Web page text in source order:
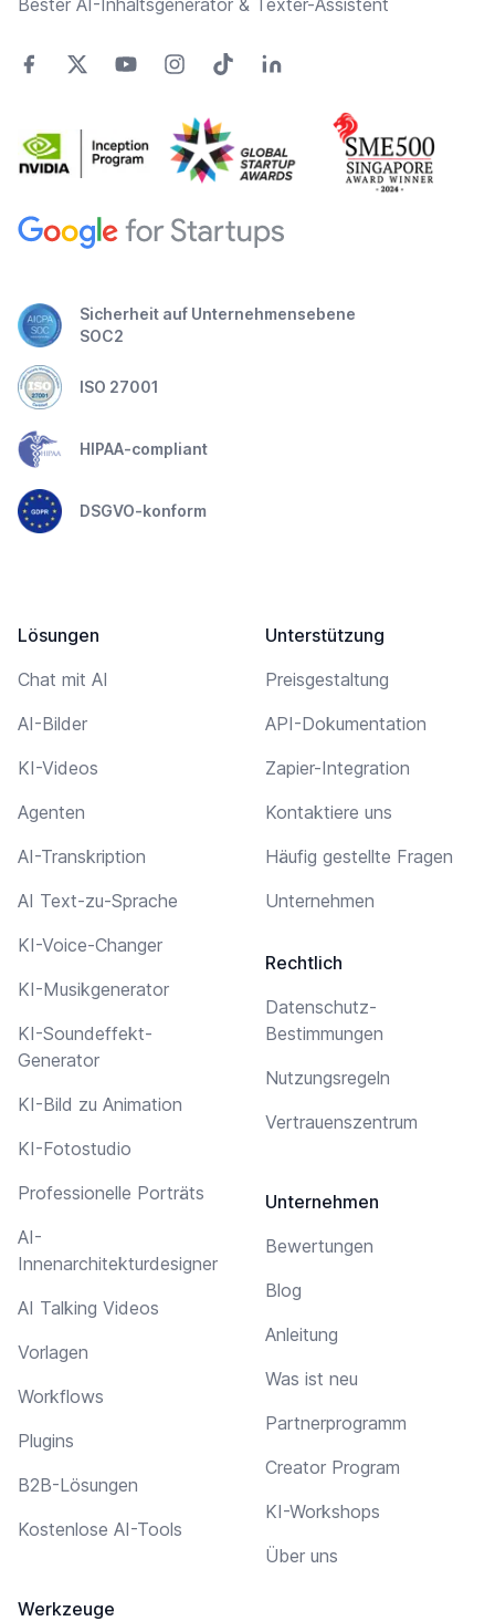
Bester AI-Inhaltsgenerator & Texter-Assistent
Sicherheit auf Unternehmensebene
SOC2
ISO 27001
HIPAA-compliant
DSGVO-konform
Lösungen
Chat mit AI
AI-Bilder
KI-Videos
Agenten
AI-Transkription
AI Text-zu-Sprache
KI-Voice-Changer
KI-Musikgenerator
KI-Soundeffekt-
Generator
KI-Bild zu Animation
KI-Fotostudio
Professionelle Porträts
AI-
Innenarchitekturdesigner
AI Talking Videos
Vorlagen
Workflows
Plugins
B2B-Lösungen
Kostenlose AI-Tools
Werkzeuge
Unterstützung
Preisgestaltung
API-Dokumentation
Zapier-Integration
Kontaktiere uns
Häufig gestellte Fragen
Unternehmen
Rechtlich
Datenschutz-
Bestimmungen
Nutzungsregeln
Vertrauenszentrum
Unternehmen
Bewertungen
Blog
Anleitung
Was ist neu
Partnerprogramm
Creator Program
KI-Workshops
Über uns